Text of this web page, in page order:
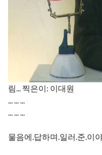
림... 찍은이: 이대원
... ... ...
... ... ...
물음에.답하며.일러.준.이